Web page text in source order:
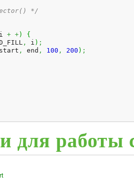
*/
+ +)
{
, i ) ;
, end , 100 , 200 ) ;
для работы